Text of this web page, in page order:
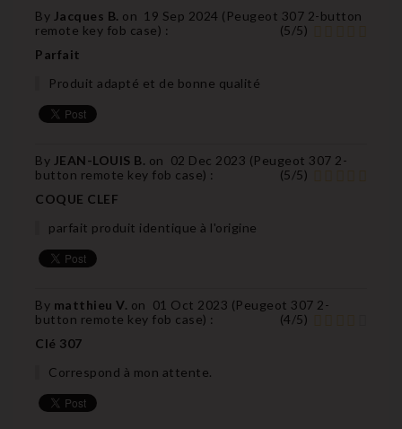
By Jacques B. on 19 Sep 2024 ( Peugeot 307 2-button
remote key fob case) : (5/5)
Parfait
Produit adapté et de bonne qualité
By JEAN-LOUIS B. on 02 Dec 2023 (Peugeot 307 2-
button remote key fob case) : (5/5)
COQUE CLEF
parfait produit identique à l'origine
By matthieu V. on 01 Oct 2023 (Peugeot 307 2-
button remote key fob case) : (4/5)
Clé 307
Correspond à mon attente.